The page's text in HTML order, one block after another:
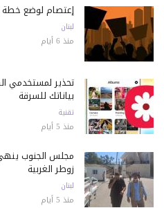
إعتصام لوضع خطة
لبنان
منذ 6 أيام
تحذير لمستخدمي
بياناتك للسرقة
تقنية
منذ 5 أيام
مجلس الجنوب
زوطر الغربية
لبنان
منذ 5 أيام